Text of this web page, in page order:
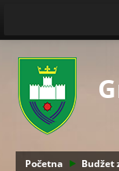
Početna
Budžet